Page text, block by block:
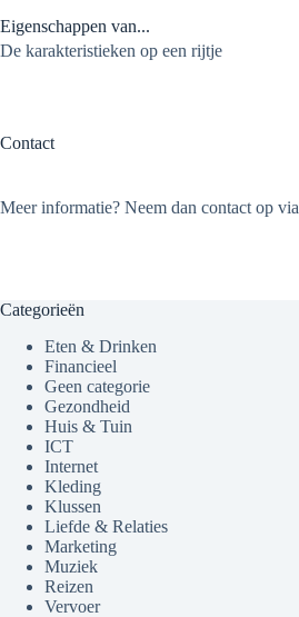
naar
de
Eigenschappen van...
De karakteristieken op een rijtje
Contact
Meer informatie? Neem dan contact op via
Categorieën
Eten & Drinken
Financieel
Geen categorie
Gezondheid
Huis & Tuin
ICT
Internet
Kleding
Klussen
Liefde & Relaties
Marketing
Muziek
Reizen
Vervoer